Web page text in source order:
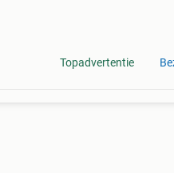
Topadvertentie